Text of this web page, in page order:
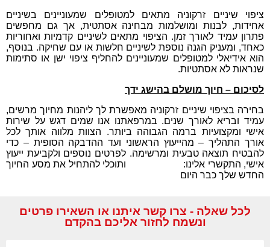
ציפוי שיניים זרקוניה מתאים למטופלים שמעוניינים בשיניים
אחידות, לבנות ומושלמות מבחינה אסתטית, אך גם מחפשים
פתרון עמיד לאורך זמן. הציפוי מתאים לשיניים קדמיות ואחוריות
כאחד, ומעניק הגנה נוספת לשיניים חלשות או עם שחיקה. בנוסף,
הוא אידיאלי למטופלים שמעוניינים להחליף ציפוי ישן או סתימות
שנראות לא אסתטיות.
לסיכום – חיוך מושלם בהישג ידך
בחירה בציפוי שיניים זרקוניה מאפשרת לך ליהנות מחיוך מרשים,
עמיד ובריא לאורך שנים. במרפאתנו אנו שמים דגש על שירות
אישי ומקצועיות ברמה הגבוהה ביותר. הצוות מלווה אותך לכל
אורך התהליך – מהייעוץ הראשוני ועד ההדבקה הסופית – כדי
להבטיח תוצאה טבעית ומרשימה. לפרטים נוספים ולקביעת ייעוץ
אישי, התקשרי אלינו:
ותוכלי להתחיל את מסע החיוך
החדש שלך כבר היום
לכל שאלה - צרו קשר איתנו או השאירו פרטים
ונשמח לחזור אליכם בהקדם